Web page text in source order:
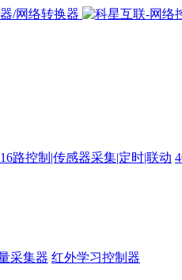
路控制|传感器采集|定时|联动
采集器 红外学习控制器